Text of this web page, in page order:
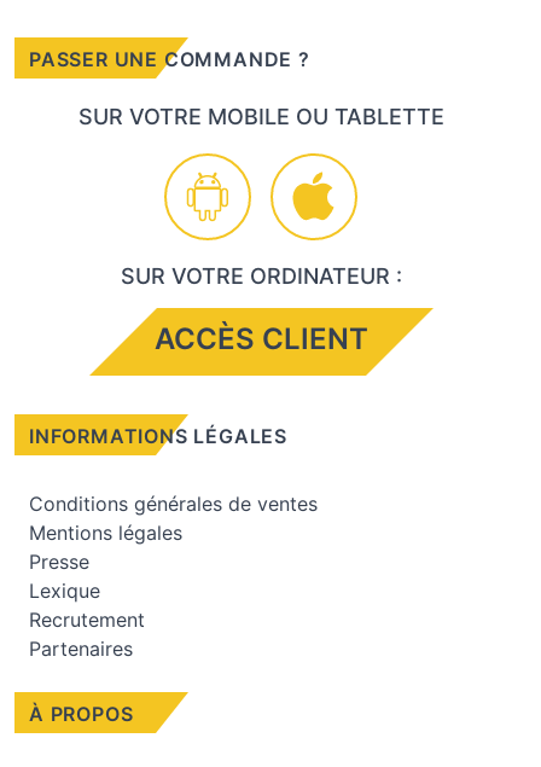
À PROPOS
PASSER UNE COMMANDE ?
SUR VOTRE MOBILE OU TABLETTE
SUR VOTRE ORDINATEUR :
ACCÈS CLIENT
INFORMATIONS LÉGALES
Conditions générales de ventes
Mentions légales
Presse
Lexique
Recrutement
Partenaires